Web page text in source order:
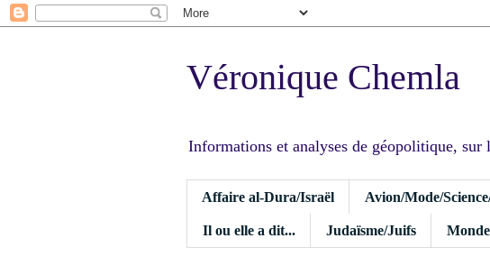
Véronique Chemla
Informations et analyses de géopolitique,
Affaire al-Dura/Israël Avion/Mode/
Il ou elle a dit... Judaïsme/Juifs